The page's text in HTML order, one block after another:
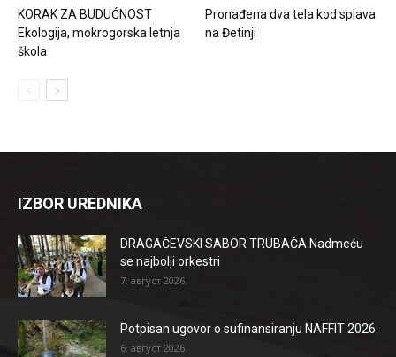
KORAK ZA BUDUĆNOST
Ekologija, mokrogorska letnja
škola
Pronađena dva tela kod splava
na Đetinji
IZBOR UREDNIKA
DRAGAČEVSKI SABOR TRUBAČA Nadmeću
se najbolji orkestri
7. август 2026.
Potpisan ugovor o sufinansiranju NAFFIT 2026.
6. август 2026.